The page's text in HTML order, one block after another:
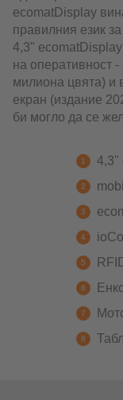
ecomatDisplay
правилния език
4,3"
на оперативност
милиона цвята) и
екран (издание
би могло да се
4,3"